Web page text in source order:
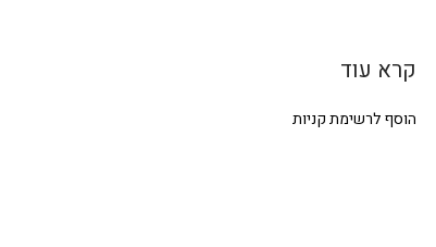
קרא עוד
הוסף לרשימת קניות